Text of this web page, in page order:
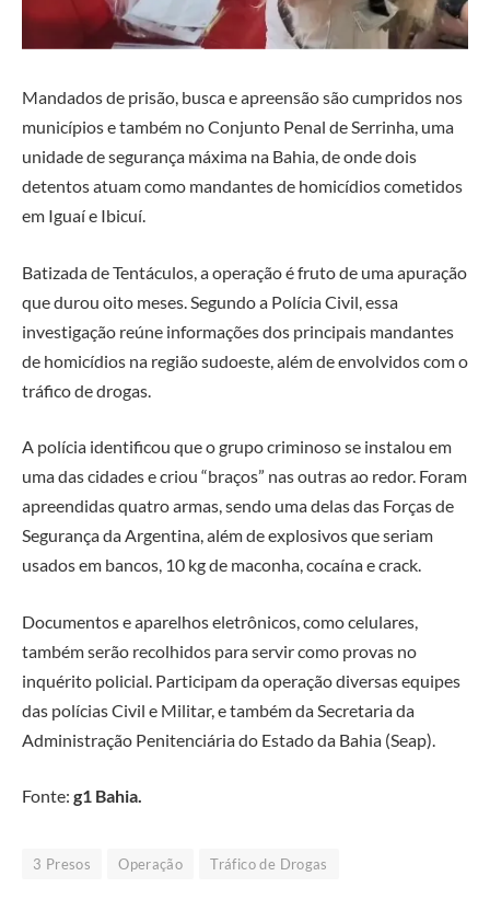
Mandados de prisão, busca e apreensão são cumpridos nos
municípios e também no Conjunto Penal de Serrinha, uma
unidade de segurança máxima na Bahia, de onde dois
detentos atuam como mandantes de homicídios cometidos
em Iguaí e Ibicuí.
Batizada de Tentáculos, a operação é fruto de uma apuração
que durou oito meses. Segundo a Polícia Civil, essa
investigação reúne informações dos principais mandantes
de homicídios na região sudoeste, além de envolvidos com o
tráfico de drogas.
A polícia identificou que o grupo criminoso se instalou em
uma das cidades e criou “braços” nas outras ao redor. Foram
apreendidas quatro armas, sendo uma delas das Forças de
Segurança da Argentina, além de explosivos que seriam
usados em bancos, 10 kg de maconha, cocaína e crack.
Documentos e aparelhos eletrônicos, como celulares,
também serão recolhidos para servir como provas no
inquérito policial. Participam da operação diversas equipes
das polícias Civil e Militar, e também da Secretaria da
Administração Penitenciária do Estado da Bahia (Seap).
Fonte: g1 Bahia.
3 Presos Operação Tráfico de Drogas